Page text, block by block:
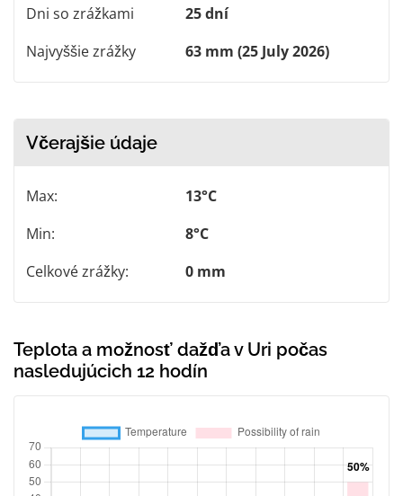
Dni so zrážkami
25 dní
Najvyššie zrážky
63 mm (25 July 2026)
Včerajšie údaje
Max:
13°C
Min:
8°C
Celkové zrážky:
0 mm
Teplota a možnosť dažďa v Uri počas
nasledujúcich 12 hodín